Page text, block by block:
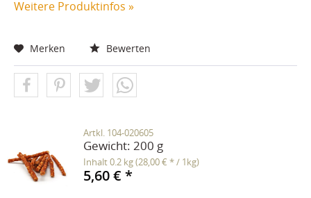
Weitere Produktinfos »
Merken Bewerten
Artkl. 104-020605
Gewicht: 200 g
Inhalt0.2 kg(28,00 € * / 1kg)
5,60 € *